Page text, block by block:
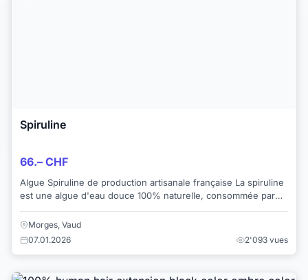
Spiruline
66.– CHF
Algue Spiruline de production artisanale française La spiruline
est une algue d'eau douce 100% naturelle, consommée par
Morges, Vaud
07.01.2026
2'093 vues